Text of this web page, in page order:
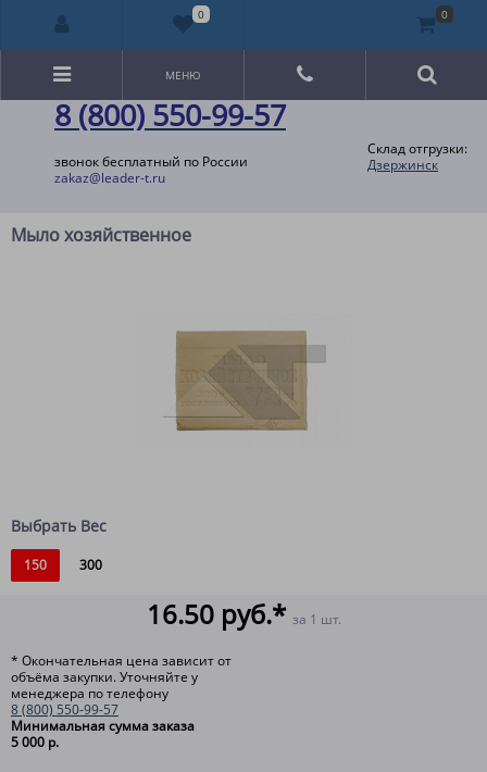
8 (800) 550-99-57
звонок бесплатный по России
zakaz@leader-t.ru
Склад отгрузки:
Дзержинск
МЕНЮ
Мыло хозяйственное
Выбрать Вес
150 300
16.50 руб.* за 1 шт.
* Окончательная цена зависит от
объёма закупки. Уточняйте у
менеджера по телефону
8 (800) 550-99-57
Минимальная сумма заказа
5 000 р.
0 0